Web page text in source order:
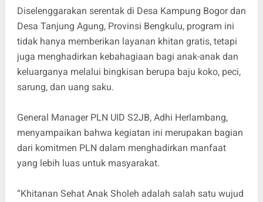
Diselenggarakan serentak di Desa Kampung Bogor dan
Desa Tanjung Agung, Provinsi Bengkulu, program ini
tidak hanya memberikan layanan khitan gratis, tetapi
juga menghadirkan kebahagiaan bagi anak-anak dan
keluarganya melalui bingkisan berupa baju koko, peci,
sarung, dan uang saku.
General Manager PLN UID S2JB, Adhi Herlambang,
menyampaikan bahwa kegiatan ini merupakan bagian
dari komitmen PLN dalam menghadirkan manfaat
yang lebih luas untuk masyarakat.
“Khitanan Sehat Anak Sholeh adalah salah satu wujud